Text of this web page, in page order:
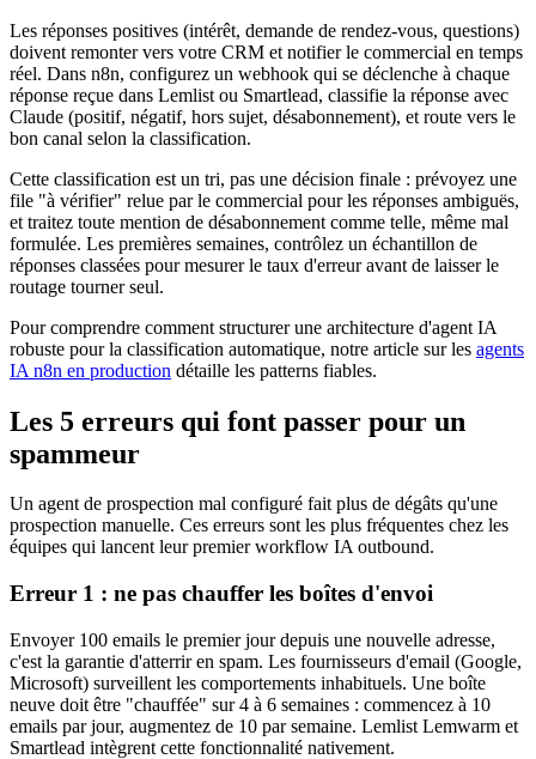
Les réponses positives (intérêt, demande de rendez-vous, questions)
doivent remonter vers votre CRM et notifier le commercial en temps
réel. Dans n8n, configurez un webhook qui se déclenche à chaque
réponse reçue dans Lemlist ou Smartlead, classifie la réponse avec
Claude (positif, négatif, hors sujet, désabonnement), et route vers le
bon canal selon la classification.
Cette classification est un tri, pas une décision finale : prévoyez une
file "à vérifier" relue par le commercial pour les réponses ambiguës,
et traitez toute mention de désabonnement comme telle, même mal
formulée. Les premières semaines, contrôlez un échantillon de
réponses classées pour mesurer le taux d'erreur avant de laisser le
routage tourner seul.
Pour comprendre comment structurer une architecture d'agent IA
robuste pour la classification automatique, notre article sur les agents
IA n8n en production détaille les patterns fiables.
Les 5 erreurs qui font passer pour un
spammeur
Un agent de prospection mal configuré fait plus de dégâts qu'une
prospection manuelle. Ces erreurs sont les plus fréquentes chez les
équipes qui lancent leur premier workflow IA outbound.
Erreur 1 : ne pas chauffer les boîtes d'envoi
Envoyer 100 emails le premier jour depuis une nouvelle adresse,
c'est la garantie d'atterrir en spam. Les fournisseurs d'email (Google,
Microsoft) surveillent les comportements inhabituels. Une boîte
neuve doit être "chauffée" sur 4 à 6 semaines : commencez à 10
emails par jour, augmentez de 10 par semaine. Lemlist Lemwarm et
Smartlead intègrent cette fonctionnalité nativement.